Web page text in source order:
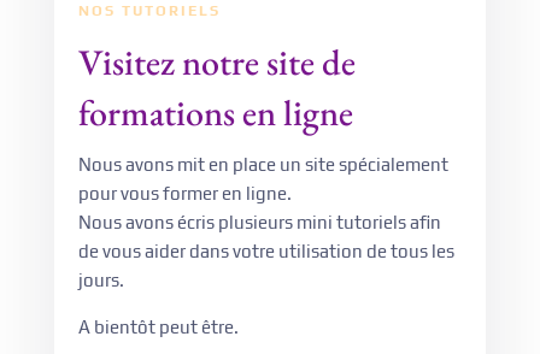
NOS TUTORIELS
Visitez notre site de
formations en ligne
Nous avons mit en place un site spécialement
pour vous former en ligne.
Nous avons écris plusieurs mini tutoriels afin
de vous aider dans votre utilisation de tous les
jours.
A bientôt peut être.